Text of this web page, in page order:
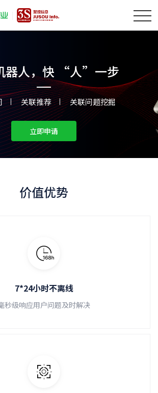
器人，快 “人”一步
关联推荐 关联问题挖掘
立即申请
价值优势
7*24小时不离线
秒级响应用户问题及时解决